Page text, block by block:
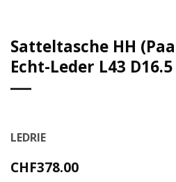
Satteltasche HH
Echt-Leder L43
LEDRIE
CHF378.00